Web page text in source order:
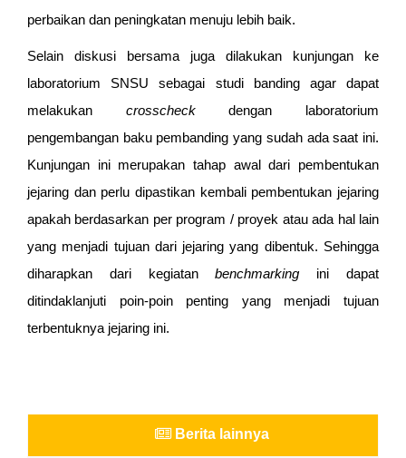
perbaikan dan peningkatan menuju lebih baik.
Selain diskusi bersama juga dilakukan kunjungan ke
laboratorium SNSU sebagai studi banding agar dapat
melakukan crosscheckdengan laboratorium
pengembangan baku pembanding yang sudah ada saat ini.
Kunjungan ini merupakan tahap awal dari pembentukan
jejaring dan perlu dipastikan kembali pembentukan jejaring
apakah berdasarkan per program / proyek atau ada hal lain
yang menjadi tujuan dari jejaring yang dibentuk. Sehingga
diharapkan dari kegiatanbenchmarking ini dapat
ditindaklanjuti poin-poin penting yang menjadi tujuan
terbentuknya jejaring ini.
Berita lainnya